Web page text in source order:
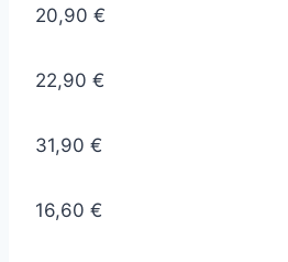
20,90 €
22,90 €
31,90 €
16,60 €